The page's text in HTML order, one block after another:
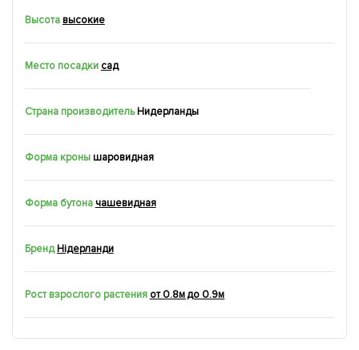
Высотавысокие
Место посадки сад
Страна производитель Нидерланды
Форма кронышаровидная
Форма бутоначашевидная
Бренд Нідерланди
Рост взрослого растения от 0.8м до 0.9м